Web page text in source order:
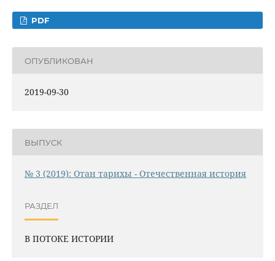
PDF
ОПУБЛИКОВАН
2019-09-30
ВЫПУСК
№ 3 (2019): Отан тарихы - Отечественная история
РАЗДЕЛ
В ПОТОКЕ ИСТОРИИ